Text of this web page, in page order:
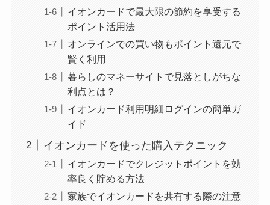
イオンカードで最大限の節約を享受する
ポイント活用法
オンラインでの買い物もポイント還元で
賢く利用
暮らしのマネーサイトで見落としがちな
利点とは？
イオンカード利用明細ログインの簡単ガ
イド
イオンカードを使った購入テクニック
イオンカードでクレジットポイントを効
率良く貯める方法
家族でイオンカードを共有する際の注意